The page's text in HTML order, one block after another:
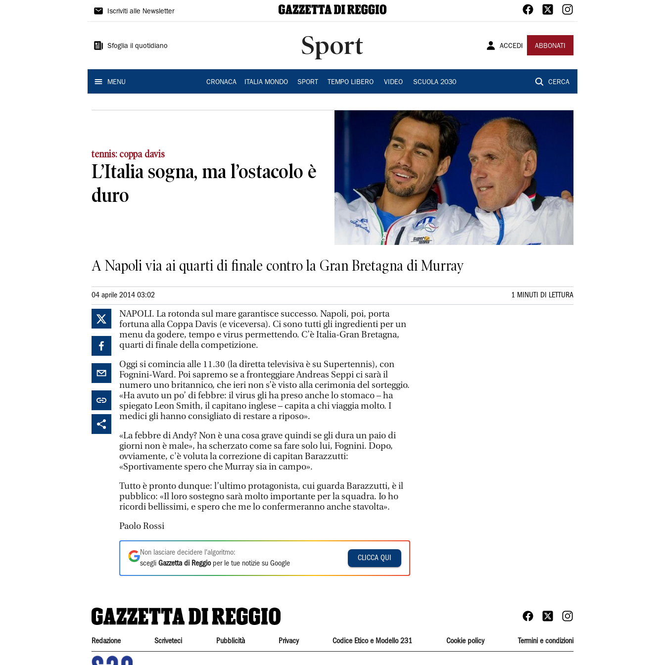
Gazzetta
Reggio
Iscriviti alle Newsletter
Sfoglia il quotidiano Sport ACCEDI ABBONATI
MENU CRONACA ITALIA MONDO SPORT TEMPO LIBERO VIDEO SCUOLA 2030 CERCA
tennis: coppa davis
L’Italia sogna, ma l’ostacolo è
duro
A Napoli via ai quarti di finale contro la Gran Bretagna di Murray
04 aprile 2014 03:02 1 MINUTI DI LETTURA
NAPOLI. La rotonda sul mare garantisce successo. Napoli, poi, porta
fortuna alla Coppa Davis (e viceversa). Ci sono tutti gli ingredienti per un
menu da godere, tempo e virus permettendo. C’è Italia-Gran Bretagna,
quarti di finale della competizione.
Oggi si comincia alle 11.30 (la diretta televisiva è su Supertennis), con
Fognini-Ward. Poi sapremo se a fronteggiare Andreas Seppi ci sarà il
numero uno britannico, che ieri non s’è visto alla cerimonia del sorteggio.
«Ha avuto un po’ di febbre: il virus gli ha preso anche lo stomaco – ha
spiegato Leon Smith, il capitano inglese – capita a chi viaggia molto. I
medici gli hanno consigliato di restare a riposo».
«La febbre di Andy? Non è una cosa grave quindi se gli dura un paio di
giorni non è male», ha scherzato come sa fare solo lui, Fognini. Dopo,
ovviamente, c'è voluta la correzione di capitan Barazzutti:
«Sportivamente spero che Murray sia in campo».
Tutto è pronto dunque: l’ultimo protagonista, cui guarda Barazzutti, è il
pubblico: «Il loro sostegno sarà molto importante per la squadra. Io ho
ricordi bellissimi, e spero che me lo confermeranno anche stavolta».
Paolo Rossi
Non lasciare decidere l'algoritmo:
scegli Gazzetta di Reggioper le tue notizie su Google
CLICCA QUI
Redazione Scriveteci Pubblicità Privacy Codice Etico e Modello 231 Cookie policy Termini e condizioni